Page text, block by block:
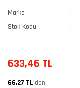
Marka
Stok Kodu
633,46 TL
66,27 TL’den